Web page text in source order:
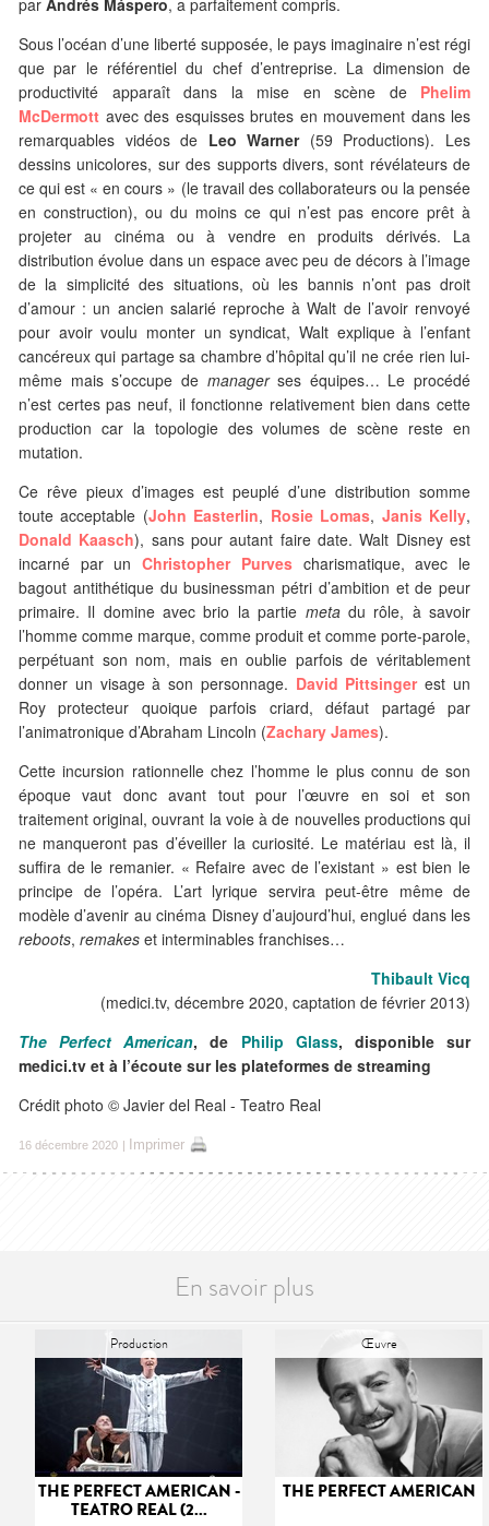
par Andrés Máspero, a parfaitement compris.
Sous l’océan d’une liberté supposée, le pays imaginaire n’est régi
que par le référentiel du chef d’entreprise. La dimension de
productivité apparaît dans la mise en scène de Phelim
McDermott avec des esquisses brutes en mouvement dans les
remarquables vidéos de Leo Warner(59 Productions). Les
dessins unicolores, sur des supports divers, sont révélateurs de
ce qui est « en cours » (le travail des collaborateurs ou la pensée
en construction), ou du moins ce qui n’est pas encore prêt à
projeter au cinéma ou à vendre en produits dérivés. La
distribution évolue dans un espace avec peu de décors à l’image
de la simplicité des situations, où les bannis n’ont pas droit
d’amour : un ancien salarié reproche à Walt de l’avoir renvoyé
pour avoir voulu monter un syndicat, Walt explique à l’enfant
cancéreux qui partage sa chambre d’hôpital qu’il ne crée rien lui-
même mais s’occupe de managerses équipes… Le procédé
n’est certes pas neuf, il fonctionne relativement bien dans cette
production car la topologie des volumes de scène reste en
mutation.
Ce rêve pieux d’images est peuplé d’une distribution somme
toute acceptable (John Easterlin, Rosie Lomas, Janis Kelly,
Donald Kaasch), sans pour autant faire date. Walt Disney est
incarné par unChristopher Purvescharismatique, avec le
bagout antithétique du businessman pétri d’ambition et de peur
primaire. Il domine avec brio la partie metadu rôle, à savoir
l’homme comme marque, comme produit et comme porte-parole,
perpétuant son nom, mais en oublie parfois de véritablement
donner un visage à son personnage. David Pittsingerest un
Roy protecteur quoique parfois criard, défaut partagé par
l’animatronique d’Abraham Lincoln (Zachary James).
Cette incursion rationnelle chez l’homme le plus connu de son
époque vaut donc avant tout pour l’œuvre en soi et son
traitement original, ouvrant la voie à de nouvelles productions qui
ne manqueront pas d’éveiller la curiosité. Le matériau est là, il
suffira de le remanier. « Refaire avec de l’existant » est bien le
principe de l’opéra. L’art lyrique servira peut-être même de
modèle d’avenir au cinéma Disney d’aujourd’hui, englué dans les
reboots, remakes et interminables franchises…
Thibault Vicq
(medici.tv, décembre 2020, captation de février 2013)
The Perfect American, de Philip Glass, disponiblesur
medici.tv et à l’écoute sur les plateformes de streaming
Crédit photo © Javier del Real - Teatro Real
16 décembre 2020 | Imprimer
En savoir plus
Production
THE PERFECT AMERICAN -
TEATRO REAL (2...
Œuvre
THE PERFECT AMERICAN